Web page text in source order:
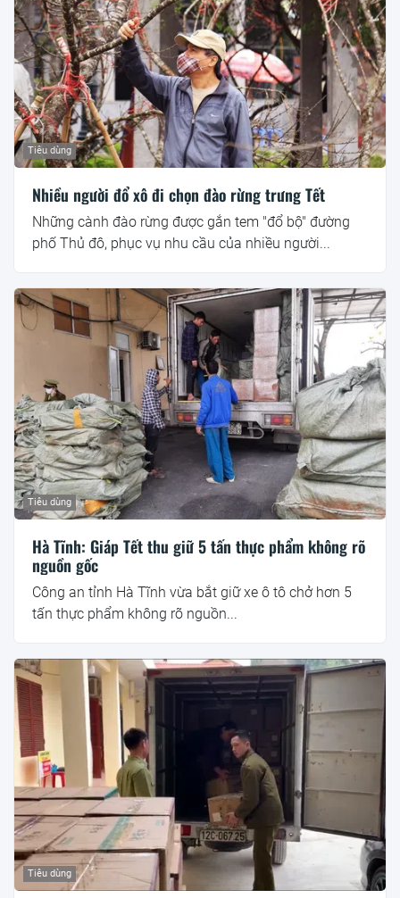
Tiêu dùng
Nhiều người đổ xô đi chọn đào rừng trưng Tết
Những cành đào rừng được gắn tem "đổ bộ" đường
phố Thủ đô, phục vụ nhu cầu của nhiều người...
Tiêu dùng
Hà Tĩnh: Giáp Tết thu giữ 5 tấn thực phẩm không rõ
nguồn gốc
Công an tỉnh Hà Tĩnh vừa bắt giữ xe ô tô chở hơn 5
tấn thực phẩm không rõ nguồn...
Tiêu dùng